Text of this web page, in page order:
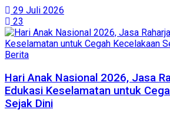
29 Juli 2026
23
Berita
Hari Anak Nasional 2026, Jasa
Edukasi Keselamatan untuk
Sejak Dini